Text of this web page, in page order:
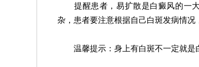
提醒患者，易扩散是白癜风的一大
杂，患者要注意根据自己白斑发病情况
温馨提示：身上有白斑不一定就是